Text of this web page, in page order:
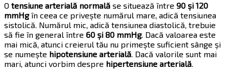
O tensiune arterială normală se situează între 90 și 120
mmHgîn ceea ce privește numărul mare, adică tensiunea
sistolică. Numărul mic, adică tensiunea diastolică, trebuie
să fie în general între 60 și 80 mmHg. Dacă valoarea este
mai mică, atunci creierul tău nu primește suficient sânge și
se numește hipotensiune arterială. Dacă valorile sunt mai
mari, atunci vorbim despre hipertensiune arterială.